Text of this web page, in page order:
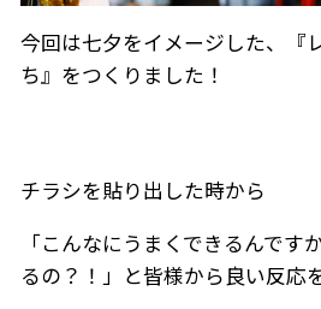
今回は七夕をイメージした、『
ち』をつくりました！
チラシを貼り出した時から
「こんなにうまくできるんです
るの？！」と皆様から良い反応